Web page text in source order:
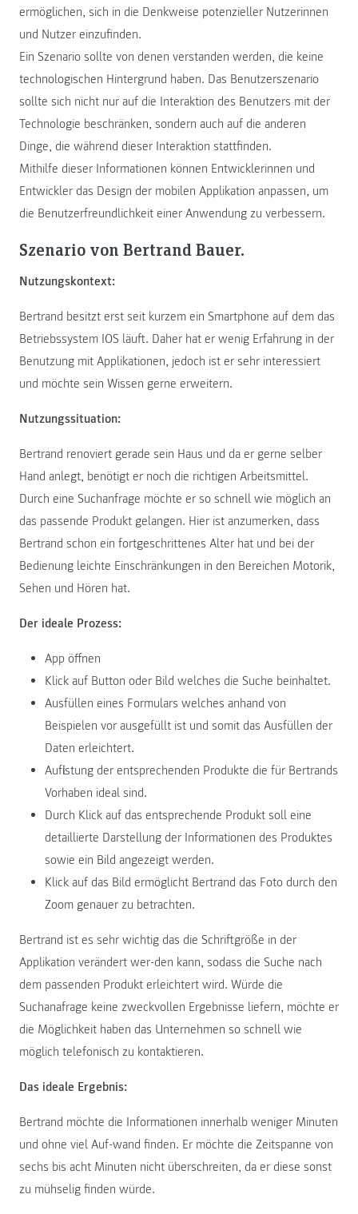
ermöglichen, sich in die Denkweise potenzieller Nutzerinnen
und Nutzer einzufinden.
Ein Szenario sollte von denen verstanden werden, die keine
technologischen Hintergrund haben. Das Benutzerszenario
sollte sich nicht nur auf die Interaktion des Benutzers mit der
Technologie beschränken, sondern auch auf die anderen
Dinge, die während dieser Interaktion stattfinden.
Mithilfe dieser Informationen können Entwicklerinnen und
Entwickler das Design der mobilen Applikation anpassen, um
die Benutzerfreundlichkeit einer Anwendung zu verbessern.
Szenario von Bertrand Bauer.
Nutzungskontext:
Bertrand besitzt erst seit kurzem ein Smartphone auf dem das
Betriebssystem IOS läuft. Daher hat er wenig Erfahrung in der
Benutzung mit Applikationen, jedoch ist er sehr interessiert
und möchte sein Wissen gerne erweitern.
Nutzungssituation:
Bertrand renoviert gerade sein Haus und da er gerne selber
Hand anlegt, benötigt er noch die richtigen Arbeitsmittel.
Durch eine Suchanfrage möchte er so schnell wie möglich an
das passende Produkt gelangen. Hier ist anzumerken, dass
Bertrand schon ein fortgeschrittenes Alter hat und bei der
Bedienung leichte Einschränkungen in den Bereichen Motorik,
Sehen und Hören hat.
Der ideale Prozess:
App öffnen
Klick auf Button oder Bild welches die Suche beinhaltet.
Ausfüllen eines Formulars welches anhand von
Beispielen vor ausgefüllt ist und somit das Ausfüllen der
Daten erleichtert.
Auflistung der entsprechenden Produkte die für Bertrands
Vorhaben ideal sind.
Durch Klick auf das entsprechende Produkt soll eine
detaillierte Darstellung der Informationen des Produktes
sowie ein Bild angezeigt werden.
Klick auf das Bild ermöglicht Bertrand das Foto durch den
Zoom genauer zu betrachten.
Bertrand ist es sehr wichtig das die Schriftgröße in der
Applikation verändert wer-den kann, sodass die Suche nach
dem passenden Produkt erleichtert wird. Würde die
Suchanafrage keine zweckvollen Ergebnisse liefern, möchte er
die Möglichkeit haben das Unternehmen so schnell wie
möglich telefonisch zu kontaktieren.
Das ideale Ergebnis:
Bertrand möchte die Informationen innerhalb weniger Minuten
und ohne viel Auf-wand finden. Er möchte die Zeitspanne von
sechs bis acht Minuten nicht überschreiten, da er diese sonst
zu mühselig finden würde.